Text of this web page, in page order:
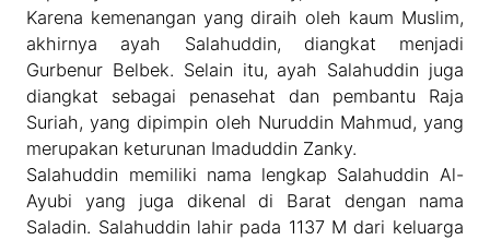
Karena kemenangan yang diraih oleh kaum Muslim,
akhirnya ayah Salahuddin, diangkat menjadi
Gurbenur Belbek. Selain itu, ayah Salahuddin juga
diangkat sebagai penasehat dan pembantu Raja
Suriah, yang dipimpin oleh Nuruddin Mahmud, yang
merupakan keturunan Imaduddin Zanky.
Salahuddin memiliki nama lengkap Salahuddin Al-
Ayubi yang juga dikenal di Barat dengan nama
Saladin. Salahuddin lahir pada 1137 M dari keluarga